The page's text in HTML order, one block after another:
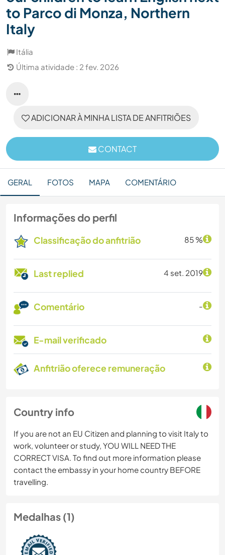
to Parco di Monza, Northern
Italy
Itália
Última atividade : 2 fev. 2026
ADICIONAR À MINHA LISTA DE ANFITRIÕES
CONTACT
GERAL FOTOS MAPA COMENTÁRIO
Informações do perfil
Classificação do anfitrião 85 %
Last replied 4 set. 2019
Comentário -
E-mail verificado
Anfitrião oferece remuneração
Country info
If you are not an EU Citizen and planning to visit Italy to
work, volunteer or study, YOU WILL NEED THE
CORRECT VISA. To find out more information please
contact the embassy in your home country BEFORE
travelling.
Medalhas (1)